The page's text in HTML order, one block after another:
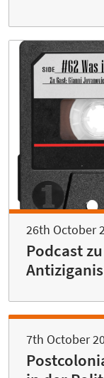
26th October
Podcast
7th October